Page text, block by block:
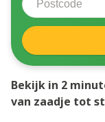
Bekijk in 2
van zaadje tot